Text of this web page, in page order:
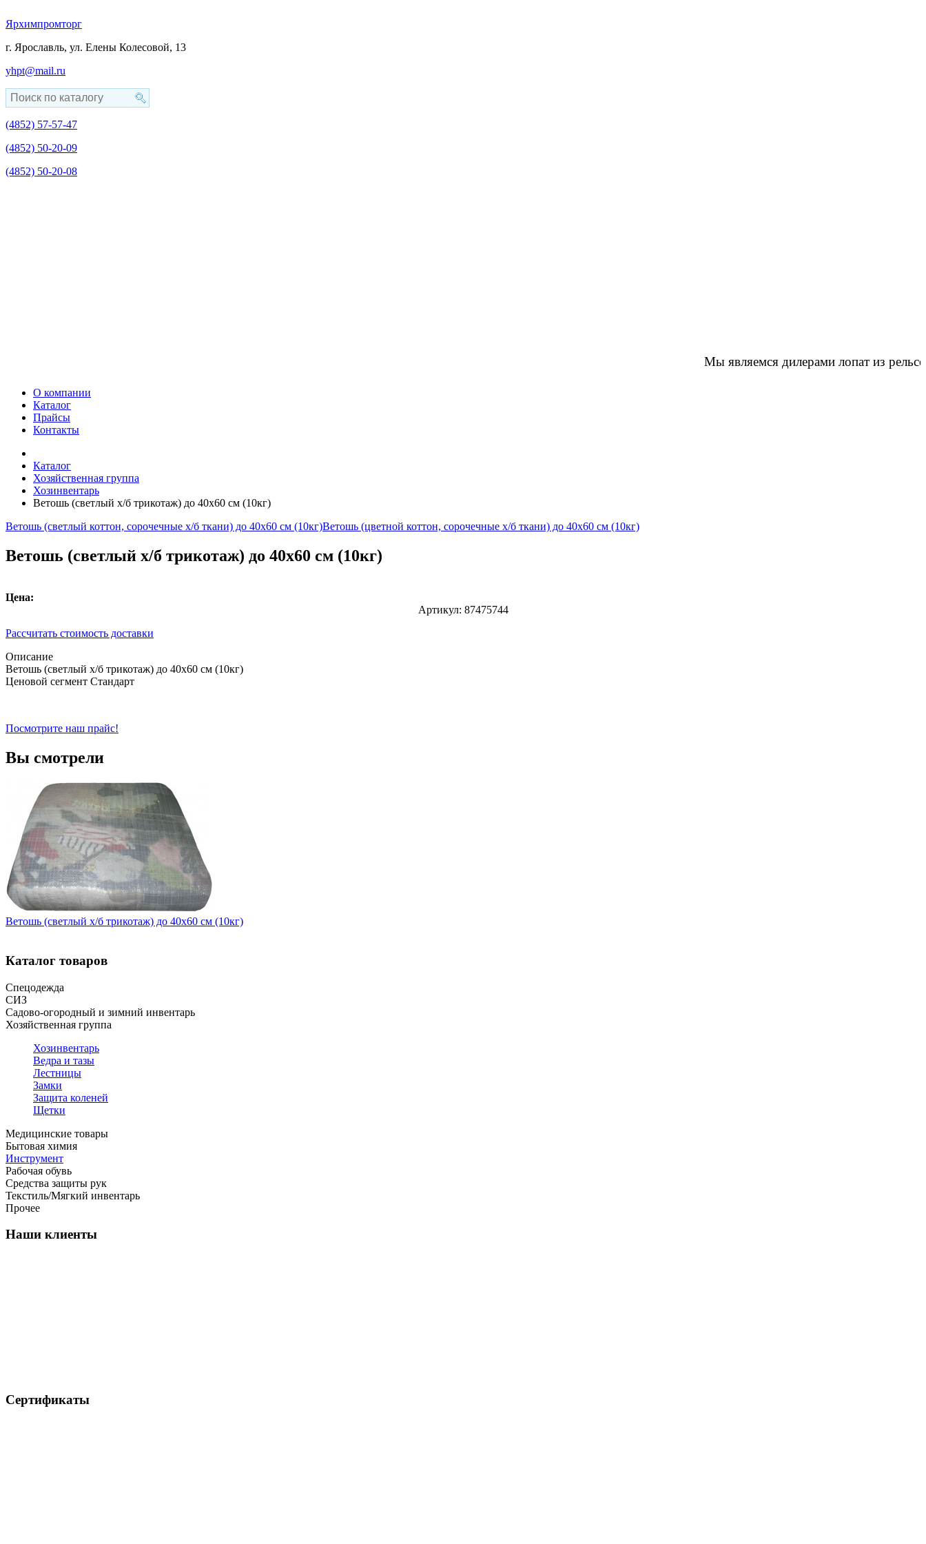
Ярхимпромторг
г. Ярославль, ул. Елены Колесовой, 13
yhpt@mail.ru
(4852) 57-57-47
(4852) 50-20-09
(4852) 50-20-08
Мы являемся дилерами лопат из
О компании
Каталог
Прайсы
Контакты
Каталог
Хозяйственная группа
Хозинвентарь
Ветошь (светлый х/б трикотаж) до 40х60 см (10кг)
Ветошь (светлый коттон, сорочечные х/б ткани) до 40х60 см (10кг)Ветошь (цветной коттон, сорочечные х/б ткани) до 40х60 см (10кг)
Ветошь (светлый х/б трикотаж) до 40х60 см (10кг)
Цена:
Артикул: 87475744
Рассчитать стоимость доставки
Описание
Ветошь (светлый х/б трикотаж) до 40х60 см (10кг)
Ценовой сегмент Стандарт
Посмотрите наш прайс!
Вы смотрели
Ветошь (светлый х/б трикотаж) до 40х60 см (10кг)
Каталог товаров
Спецодежда
СИЗ
Садово-огородный и зимний инвентарь
Хозяйственная группа
Хозинвентарь
Ведра и тазы
Лестницы
Замки
Защита коленей
Щетки
Медицинские товары
Бытовая химия
Инструмент
Рабочая обувь
Средства защиты рук
Текстиль/Мягкий инвентарь
Прочее
Наши клиенты
Сертификаты